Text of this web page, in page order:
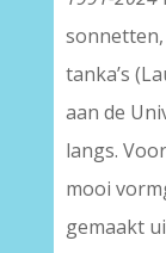
tanka’s
aan de
langs.
mooi
gemaakt